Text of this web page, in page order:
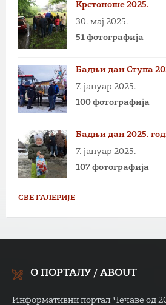
Крстоноше 2025.
30. мај 2025.
51 фотографија
Бадњи дан Ступа
7. јануар 2025.
100 фотографија
Бадњи дан 2025.
7. јануар 2025.
107 фотографија
СВЕ ГАЛЕРИЈЕ
О ПОРТАЛУ / ABOUT
Информативни портал Чечаве од